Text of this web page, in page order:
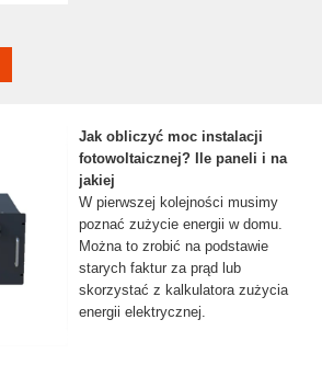
Jak obliczyć moc instalacji
fotowoltaicznej? Ile paneli i na
jakiej
W pierwszej kolejności musimy
poznać zużycie energii w domu.
Można to zrobić na podstawie
starych faktur za prąd lub
skorzystać z kalkulatora zużycia
energii elektrycznej.